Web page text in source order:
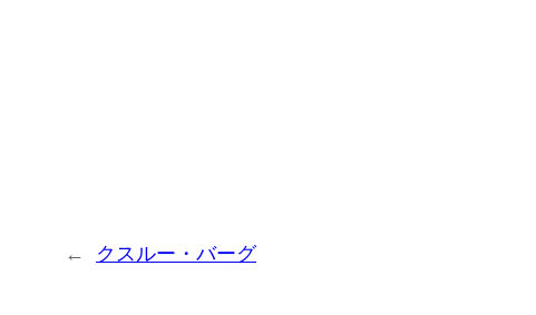
← クスルー・バーグ